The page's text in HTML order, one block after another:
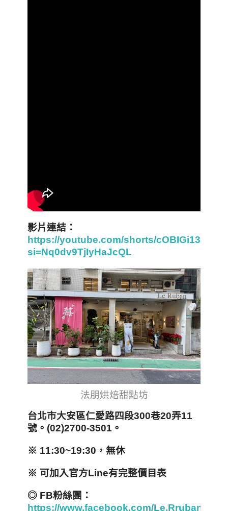
影片連結：
https://youtube.com/shorts/cOBIGi13mw8?
si=Nq0dv9TjIyHaJcQL
法朋烘焙甜點坊
台北市大安區仁愛路四段300巷20弄11
號。(02)2700-3501。
※ 11:30~19:30，無休
※ 可加入官方Line有完整價目表
◎ FB粉絲團：
https://www.facebook.com/